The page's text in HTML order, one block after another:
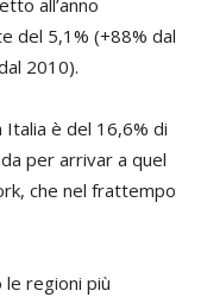
all’anno
del 5,1% (+88% dal
2010).
Italia è del 16,6% di
per arrivar a quel
che nel frattempo
le regioni più